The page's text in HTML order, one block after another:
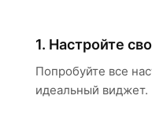
1. Настройте
Попробуйте все
идеальный виджет.